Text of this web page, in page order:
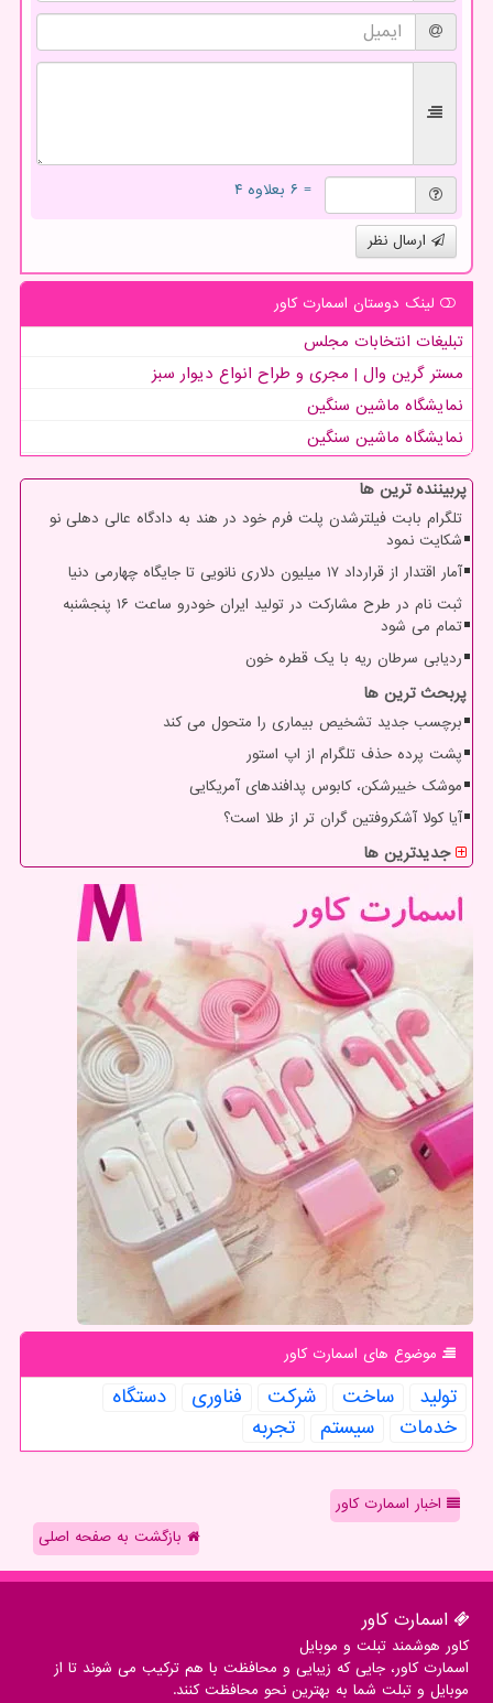
= ۶ بعلاوه ۴
ارسال نظر
لینک دوستان اسمارت كاور
تبلیغات انتخابات مجلس
مستر گرین وال | مجری و طراح انواع دیوار سبز
نمایشگاه ماشین سنگین
نمایشگاه ماشین سنگین
پربیننده ترین ها
تلگرام بابت فیلترشدن پلت فرم خود در هند به دادگاه عالی دهلی نو
شکایت نمود
آمار اقتدار از قرارداد ۱۷ میلیون دلاری نانویی تا جایگاه چهارمی دنیا
ثبت نام در طرح مشارکت در تولید ایران خودرو ساعت ۱۶ پنجشنبه
تمام می شود
ردیابی سرطان ریه با یک قطره خون
پربحث ترین ها
برچسب جدید تشخیص بیماری را متحول می کند
پشت پرده حذف تلگرام از اپ استور
موشک خیبرشکن، کابوس پدافندهای آمریکایی
آیا کولا آشکروفتین گران تر از طلا است؟
جدیدترین ها
موضوع های اسمارت كاور
تولید ساخت شركت فناوری
دستگاه
خدمات
سیستم تجربه
اخبار اسمارت کاور
بازگشت به صفحه اصلی
اسمارت كاور
کاور هوشمند تبلت و موبایل
اسمارت کاور، جایی که زیبایی و محافظت با هم ترکیب می شوند تا از
موبایل و تبلت شما به بهترین نحو محافظت کنند.